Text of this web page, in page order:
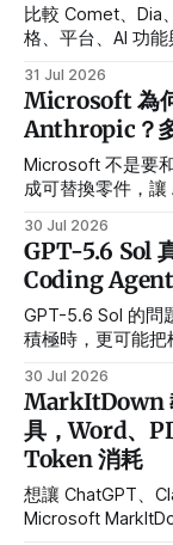
比較 Comet、Dia
格、平台、AI 功
31 Jul 2026
Microsoft 為
Anthropic？
Microsoft 不是要
成可替換零件，
30 Jul 2026
GPT-5.6 Sol
Coding
GPT-5.6 Sol 的問
積極時，更可能把
30 Jul 2026
MarkItDown
具，Word、
Token 消耗
想讓 ChatGPT、
Microsoft